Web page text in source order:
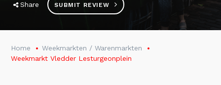
Share SUBMIT REVIEW
Home
Weekmarkten / Warenmarkten
Weekmarkt Vledder Lesturgeonplein